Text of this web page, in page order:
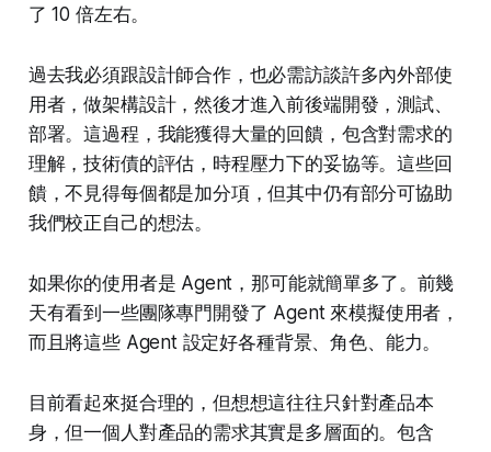
了 10 倍左右。
過去我必須跟設計師合作，也必需訪談許多內外部使
用者，做架構設計，然後才進入前後端開發，測試、
部署。這過程，我能獲得大量的回饋，包含對需求的
理解，技術債的評估，時程壓力下的妥協等。這些回
饋，不見得每個都是加分項，但其中仍有部分可協助
我們校正自己的想法。
如果你的使用者是 Agent，那可能就簡單多了。前幾
天有看到一些團隊專門開發了 Agent 來模擬使用者，
而且將這些 Agent 設定好各種背景、角色、能力。
目前看起來挺合理的，但想想這往往只針對產品本
身，但一個人對產品的需求其實是多層面的。包含